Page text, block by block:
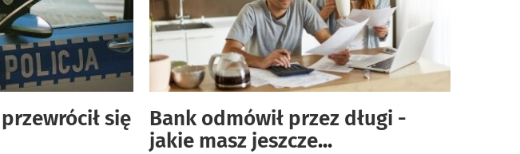
się
Bank odmówił przez długi -
jakie masz jeszcze...